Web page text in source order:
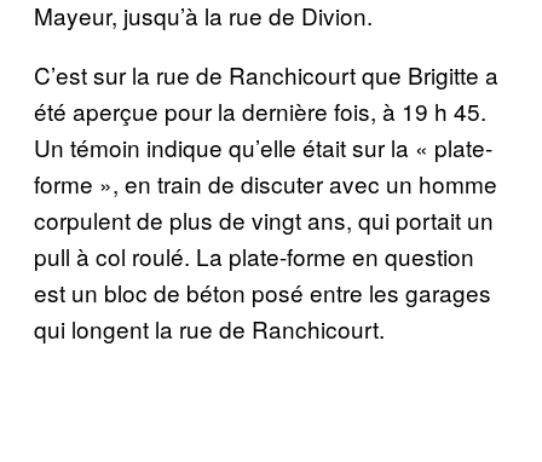
Mayeur, jusqu’à la rue de Divion.
C’est sur la rue de Ranchicourt que Brigitte a
été aperçue pour la dernière fois, à 19 h 45.
Un témoin indique qu’elle était sur la « plate-
forme », en train de discuter avec un homme
corpulent de plus de vingt ans, qui portait un
pull à col roulé. La plate-forme en question
est un bloc de béton posé entre les garages
qui longent la rue de Ranchicourt.